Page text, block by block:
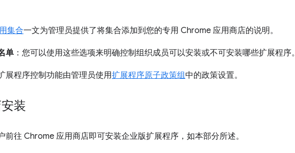
集合一文为管理员提供了将集合添加到您的专用 Chrome 应用商店的说明。
单 ：您可以使用这些选项来明确控制组织成员可以安装或不可安装哪些扩展程序。
展程序控制功能由管理员使用扩展程序原子政策组中的政策设置。
装
前往 Chrome 应用商店即可安装企业版扩展程序，如本部分所述。